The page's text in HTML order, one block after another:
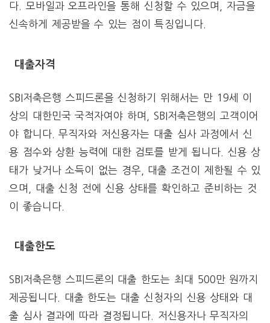
다. 모바일과 오프라인을 통해 신청할 수 있으며, 자금을
신속하게 제공받을 수 있는 점이 특징입니다.
대출자격
SBI저축은행 스피드론을 신청하기 위해서는 만 19세 이
상의 대한민국 국적자여야 하며, SBI저축은행의 고객이어
야 합니다. 무직자와 저신용자는 대출 심사 과정에서 신
용 점수와 상환 능력에 대한 검토를 받게 됩니다. 신용 상
태가 낮거나 소득이 없는 경우, 대출 조건이 제한될 수 있
으며, 대출 신청 전에 신용 상태를 확인하고 준비하는 것
이 좋습니다.
대출한도
SBI저축은행 스피드론의 대출 한도는 최대 500만 원까지
제공됩니다. 대출 한도는 대출 신청자의 신용 상태와 대
출 심사 결과에 따라 결정됩니다. 저신용자나 무직자의